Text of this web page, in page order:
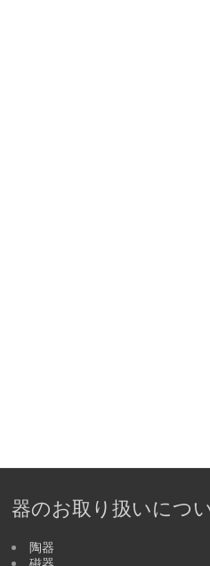
器のお取り扱いにつ
陶器
磁器